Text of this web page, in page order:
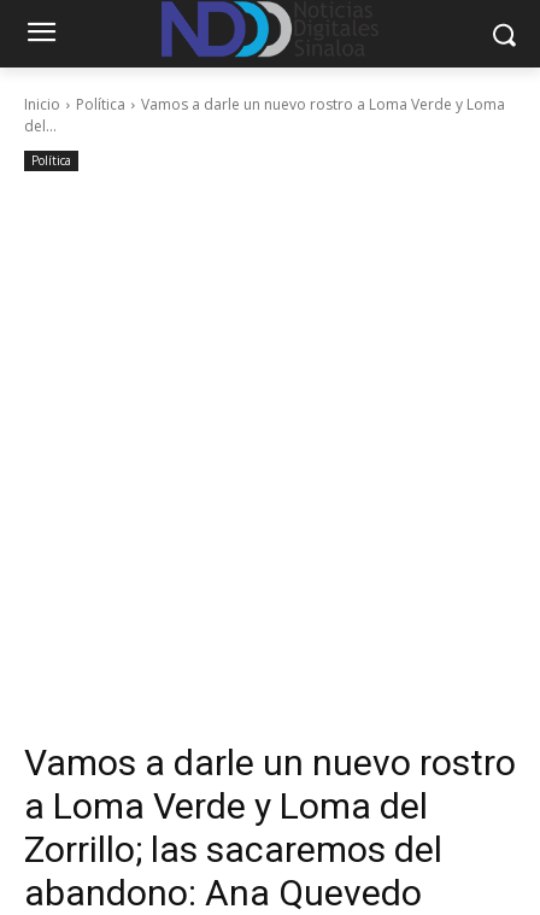
Inicio Política
Vamos a darle un nuevo rostro a Loma Verde y Loma
del...
Política
Vamos a darle un nuevo rostro
a Loma Verde y Loma del
Zorrillo; las sacaremos del
abandono: Ana Quevedo